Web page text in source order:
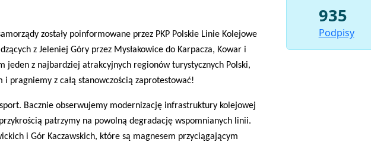
zostały poinformowane przez PKP Polskie Linie Kolejowe
z Jeleniej Góry przez Mysłakowice do Karpacza, Kowar i
jeden z najbardziej atrakcyjnych regionów turystycznych Polski,
pragniemy z całą stanowczością zaprotestować!
Bacznie obserwujemy modernizację infrastruktury kolejowej
patrzymy na powolną degradację wspomnianych linii.
i Gór Kaczawskich, które są magnesem przyciągającym
935
Podpisy